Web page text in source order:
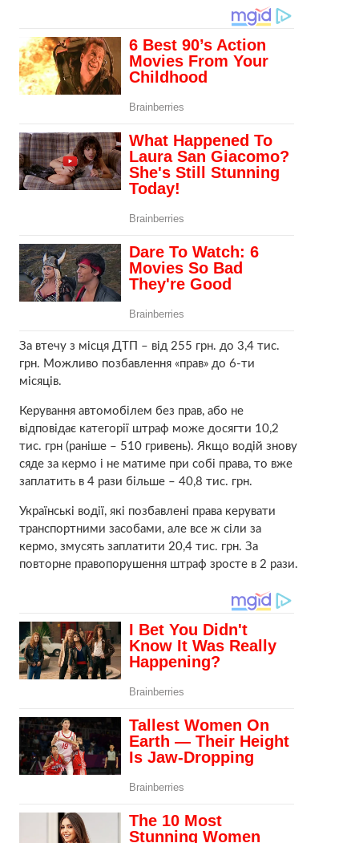
За втечу з місця ДТП – від 255 грн. до 3,4 тис.
грн. Можливо позбавлення «прав» до 6-ти
місяців.
Керування автомобілем без прав, або не
відповідає категорії штраф може досягти 10,2
тис. грн (раніше – 510 гривень). Якщо водій знову
сяде за кермо і не матиме при собі права, то вже
заплатить в 4 рази більше – 40,8 тис. грн.
Українські водії, які позбавлені права керувати
транспортними засобами, але все ж сіли за
кермо, змусять заплатити 20,4 тис. грн. За
повторне правопорушення штраф зросте в 2 рази.